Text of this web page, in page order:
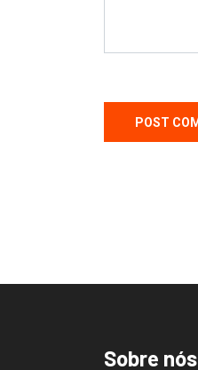
Sobre nós